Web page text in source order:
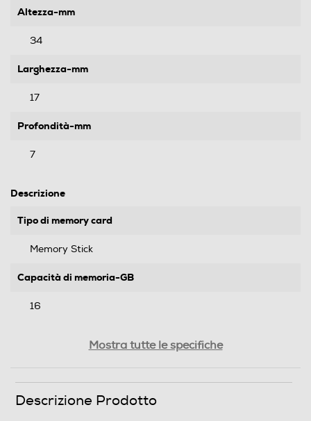
Altezza-mm
34
Larghezza-mm
17
Profondità-mm
7
Descrizione
Tipo di memory card
Memory Stick
Capacità di memoria-GB
16
Mostra tutte le specifiche
Descrizione Prodotto